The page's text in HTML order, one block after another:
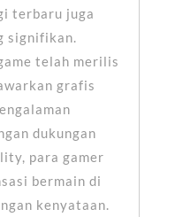
terbaru juga
signifikan.
telah merilis
grafis
dukungan
para gamer
bermain di
kenyataan.